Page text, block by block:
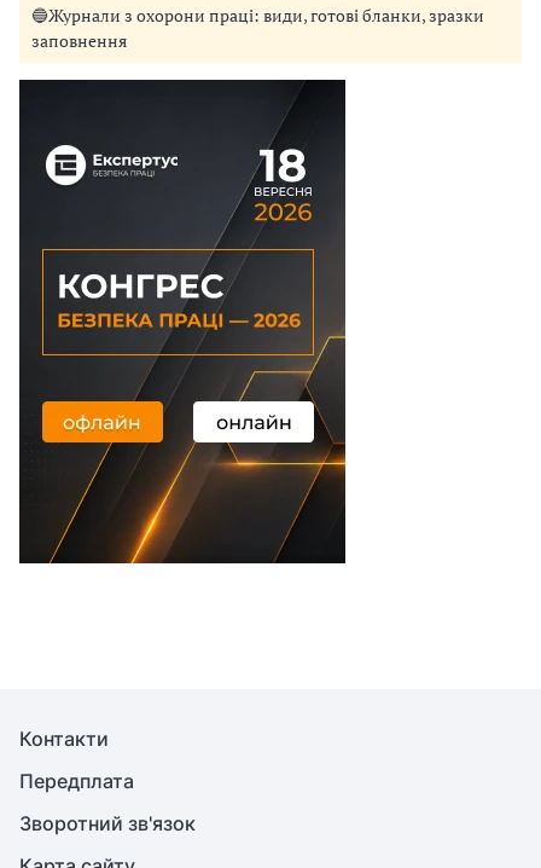
🔵Журнали з охорони праці: види, готові бланки, зразки
заповнення
Контакти
Передплата
Зворотний зв'язок